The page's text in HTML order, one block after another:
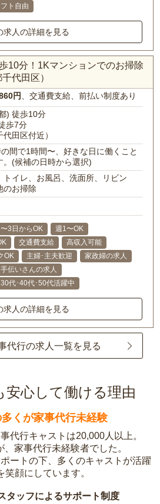
ト自由
求人の詳細を見る
10分！1Kマンションでのお掃除
代田区）
円 、交通費支給、前払い制度あり
) 徒歩10分
歩7分
代田区付近）
間で1時間〜、好きな日に働くこと
。(候補の日時から選択)
トイレ、お風呂、洗面所、リビン
のお掃除
3日からOK
週1〜OK
交通費支給
高収入可能
OK 主婦･主夫歓迎
家政婦の求人
伝いさんの求人
30代･40代･50代活躍中
求人の詳細を見る
代行の求人一覧を見る
安心して働ける理由
くが家事代行未経験
代行キャストは20,000人以上。
、家事代行未経験者でした。
ートの下、多くのキャストが活躍
顔にしています。
タッフによるサポート制度